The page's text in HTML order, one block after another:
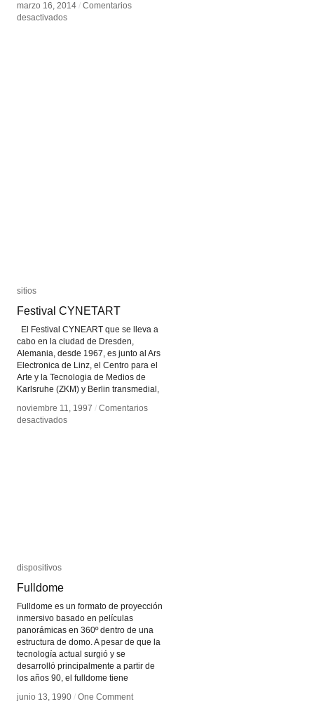
marzo 16, 2014 / Comentarios
desactivadosen
marzo 16, 2014 / Comentarios
desactivadosen
sitios
Festival CYNETART
El Festival CYNEART que se lleva a
cabo en la ciudad de Dresden,
Alemania, desde 1967, es junto al Ars
Electronica de Linz, el Centro para el
Arte y la Tecnologia de Medios de
Karlsruhe (ZKM) y Berlin transmedial,
noviembre 11, 1997 / Comentarios
desactivadosen
sitios
Festival CYNETART
noviembre 11, 1997 / Comentarios
desactivadosen
dispositivos
Fulldome
Fulldome es un formato de proyección
inmersivo basado en películas
panorámicas en 360º dentro de una
estructura de domo. A pesar de que la
tecnología actual surgió y se
desarrolló principalmente a partir de
los años 90, el fulldome tiene
junio 13, 1990 / One Comment
dispositivos
Fulldome
junio 13, 1990 / One Comment